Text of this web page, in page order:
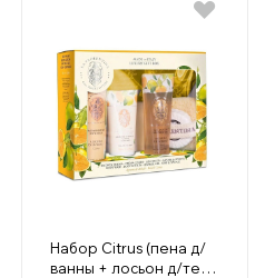
Набор Citrus (пена д/
ванны + лосьон д/тела